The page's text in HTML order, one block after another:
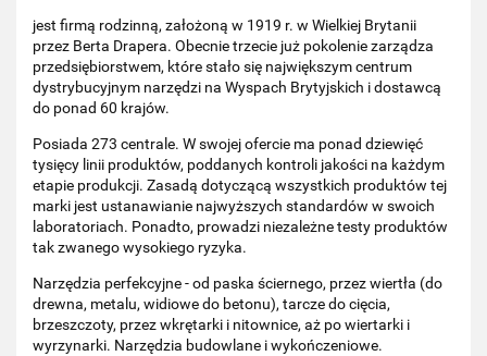
jest firmą rodzinną, założoną w 1919 r. w Wielkiej Brytanii
przez Berta Drapera. Obecnie trzecie już pokolenie zarządza
przedsiębiorstwem, które stało się największym centrum
dystrybucyjnym narzędzi na Wyspach Brytyjskich i dostawcą
do ponad 60 krajów.
Posiada 273 centrale. W swojej ofercie ma ponad dziewięć
tysięcy linii produktów, poddanych kontroli jakości na każdym
etapie produkcji. Zasadą dotyczącą wszystkich produktów tej
marki jest ustanawianie najwyższych standardów w swoich
laboratoriach. Ponadto, prowadzi niezależne testy produktów
tak zwanego wysokiego ryzyka.
Narzędzia perfekcyjne - od paska ściernego, przez wiertła (do
drewna, metalu, widiowe do betonu), tarcze do cięcia,
brzeszczoty, przez wkrętarki i nitownice, aż po wiertarki i
wyrzynarki. Narzędzia budowlane i wykończeniowe.